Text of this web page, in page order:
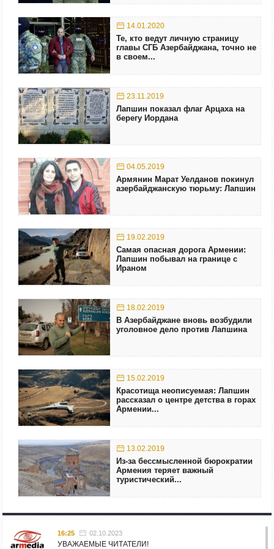
14.01.2020
Те, кто ведут личную страницу
главы СГБ Азербайджана, точно не
в своем...
23.11.2019
Лапшин показал флаг Арцаха на
берегу Иордана
04.05.2019
Армянин Марат Уелданов покинул
азербайджанскую тюрьму: Лапшин
19.02.2019
Самая опасная дорога Армении:
Лапшин побывал на границе с
Ираном
18.02.2019
В Азербайджане вновь возбудили
уголовное дело против Лапшина
15.02.2019
Красотища неописуемая: Лапшин
рассказал о центре детства в горах
Армении...
13.02.2019
Из-за бессмысленной бюрократии
Армения теряет важный
туристический...
16:25 02.10.2023
УВАЖАЕМЫЕ ЧИТАТЕЛИ!